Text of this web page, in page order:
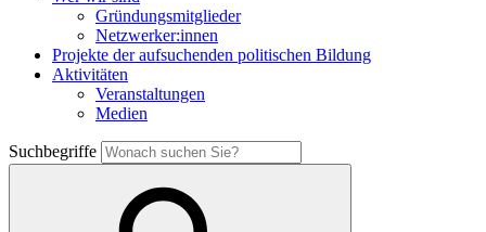
Gründungsmitglieder
Netzwerker:innen
Projekte der aufsuchenden politischen Bildung
Aktivitäten
Veranstaltungen
Medien
Suchbegriffe